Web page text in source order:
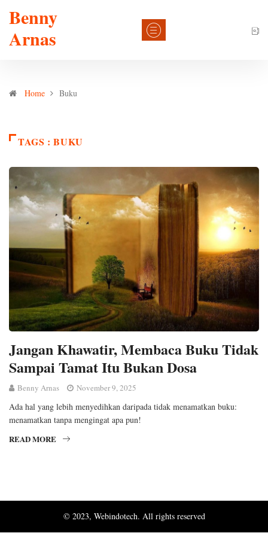
Benny
Arnas
Home Buku
TAGS : BUKU
Jangan Khawatir, Membaca Buku Tidak
Sampai Tamat Itu Bukan Dosa
Benny Arnas November 9, 2025
Ada hal yang lebih menyedihkan daripada tidak menamatkan buku:
menamatkan tanpa mengingat apa pun!
READ MORE
© 2023, Webindotech. All rights reserved